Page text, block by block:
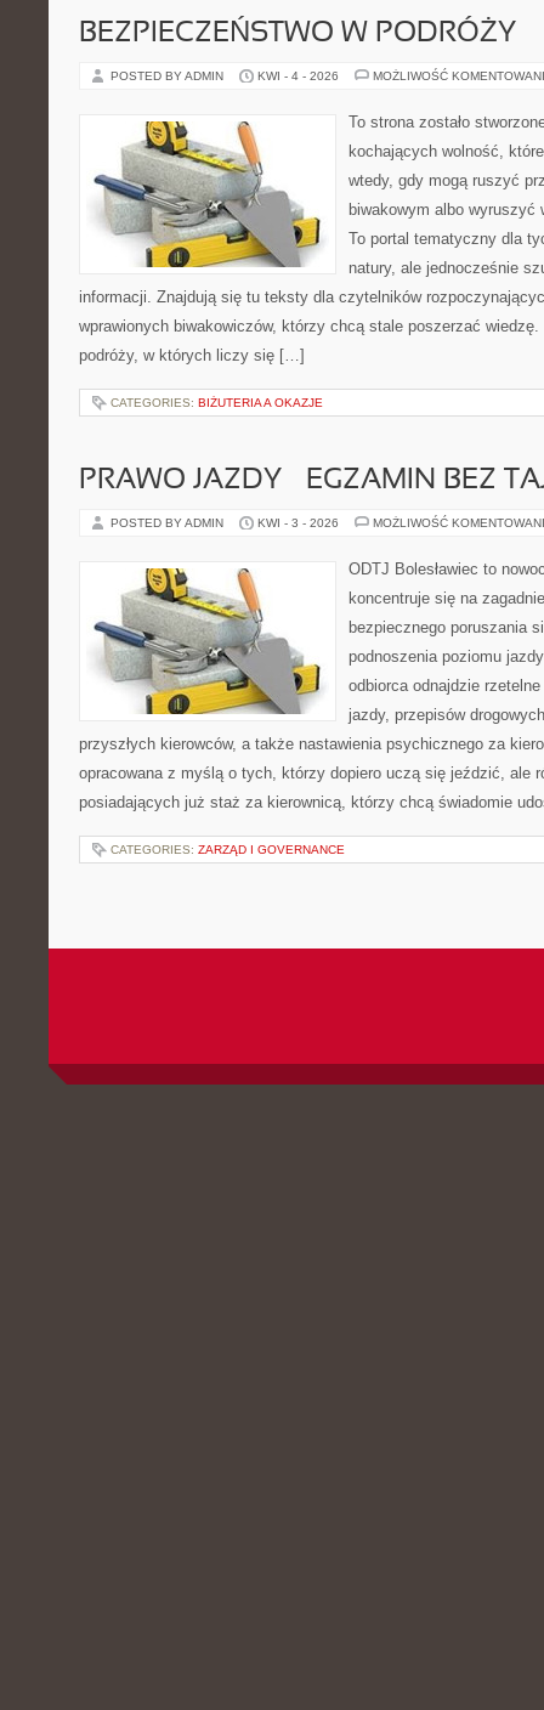
BEZPIECZEŃSTWO W PODRÓŻY
POSTED BY ADMIN KWI - 4 - 2026 MOŻLIWOŚĆ
To strona zostało
kochających wolność,
wtedy, gdy mogą ruszyć
biwakowym albo wyruszyć
To portal tematyczny dla
natury, ale jednocześnie
informacji. Znajdują się tu teksty dla czytelników
wprawionych biwakowiczów, którzy chcą stale poszerzać wiedzę.
podróży, w których liczy się […]
CATEGORIES: BIŻUTERIA A OKAZJE
PRAWO JAZDY – EGZAMIN BEZ
POSTED BY ADMIN KWI - 3 - 2026 MOŻLIWOŚĆ
ODTJ Bolesławiec to
koncentruje się na
bezpiecznego poruszania
podnoszenia poziomu
odbiorca odnajdzie
jazdy, przepisów
przyszłych kierowców, a także nastawienia psychicznego za
opracowana z myślą o tych, którzy dopiero uczą się jeździć, ale
posiadających już staż za kierownicą, którzy chcą świadomie
CATEGORIES: ZARZĄD I GOVERNANCE